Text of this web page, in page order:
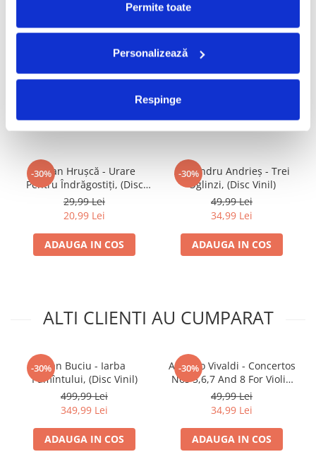
Permite toate
Personalizează
Respinge
ADAUGA IN COS ADAUGA IN COS
FRECVENT CUMPARATE
IMPREUNA
-30%
Ștefan Hrușcă - Urare
Pentru Îndrăgostiți, (Disc
Vinil)
29,99 Lei
20,99 Lei
ADAUGA IN COS
-30%
Alexandru Andrieș - Trei
Oglinzi, (Disc Vinil)
49,99 Lei
34,99 Lei
ADAUGA IN COS
ALTI CLIENTI AU CUMPARAT
-30%Dan Buciu - Iarba
Pămîntului, (Disc Vinil)
499,99 Lei
349,99 Lei
ADAUGA IN COS
-30%
Antonio Vivaldi - Concertos
Nos 5,6,7 And 8 For Violin
And Orchestra Op 8, (Disc
Vinil)
49,99 Lei
34,99 Lei
ADAUGA IN COS